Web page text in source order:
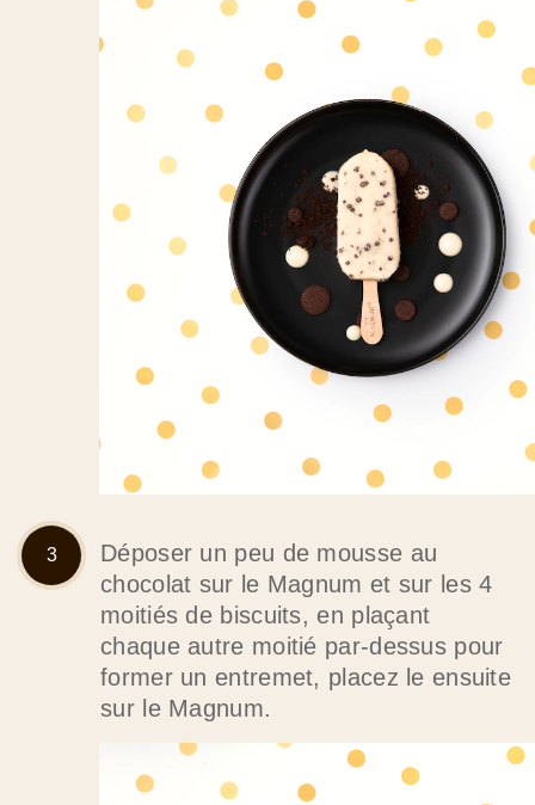
Déposer un peu de mousse au
chocolat sur le Magnum et sur les 4
moitiés de biscuits, en plaçant
chaque autre moitié par-dessus pour
former un entremet, placez le ensuite
sur le Magnum.